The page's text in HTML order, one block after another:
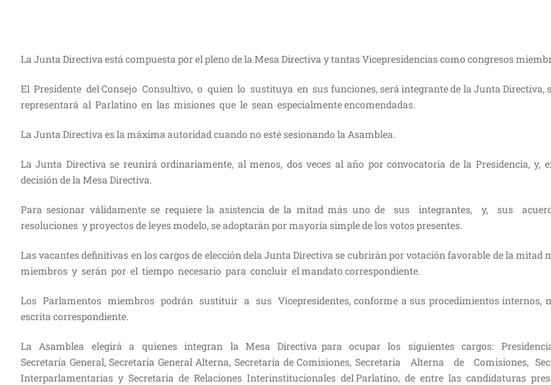
La Junta Directiva está compuesta por el pleno de la Mesa Directiva y tantas Vicepresidencias como congresos
El Presidente del Consejo Consultivo, o quien lo sustituya en sus funciones, será integrante de la Junta Directiva,
representará al Parlatino en las misiones que le sean especialmente encomendadas.
La Junta Directiva es la máxima autoridad cuando no esté sesionando la Asamblea.
La Junta Directiva se reunirá ordinariamente, al menos, dos veces al año por convocatoria de la Presidencia, y,
decisión de la Mesa Directiva.
Para sesionar válidamente se requiere la asistencia de la mitad más uno de sus integrantes, y, sus
resoluciones y proyectos de leyes modelo, se adoptarán por mayoría simple de los votos presentes.
Las vacantes definitivas en los cargos de elección dela Junta Directiva se cubrirán por votación favorable de la mitad
miembros y serán por el tiempo necesario para concluir el mandato correspondiente.
Los Parlamentos miembros podrán sustituir a sus Vicepresidentes, conforme a sus procedimientos internos,
escrita correspondiente.
La Asamblea elegirá a quienes integran la Mesa Directiva para ocupar los siguientes cargos:
Secretaría General, Secretaría General Alterna, Secretaría de Comisiones, Secretaría Alterna de Comisiones,
Interparlamentarias y Secretaría de Relaciones Interinstitucionales del Parlatino, de entre las candidaturas